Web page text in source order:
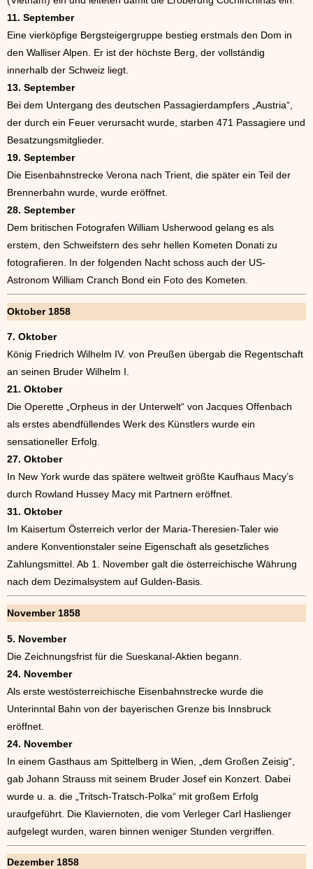
11. September
Eine vierköpfige Bergsteigergruppe bestieg erstmals den Dom in
den Walliser Alpen. Er ist der höchste Berg, der vollständig
innerhalb der Schweiz liegt.
13. September
Bei dem Untergang des deutschen Passagierdampfers „Austria“,
der durch ein Feuer verursacht wurde, starben 471 Passagiere und
Besatzungsmitglieder.
19. September
Die Eisenbahnstrecke Verona nach Trient, die später ein Teil der
Brennerbahn wurde, wurde eröffnet.
28. September
Dem britischen Fotografen William Usherwood gelang es als
erstem, den Schweifstern des sehr hellen Kometen Donati zu
fotografieren. In der folgenden Nacht schoss auch der US-
Astronom William Cranch Bond ein Foto des Kometen.
Oktober 1858
7. Oktober
König Friedrich Wilhelm IV. von Preußen übergab die Regentschaft
an seinen Bruder Wilhelm I.
21. Oktober
Die Operette „Orpheus in der Unterwelt“ von Jacques Offenbach
als erstes abendfüllendes Werk des Künstlers wurde ein
sensationeller Erfolg.
27. Oktober
In New York wurde das spätere weltweit größte Kaufhaus Macy’s
durch Rowland Hussey Macy mit Partnern eröffnet.
31. Oktober
Im Kaisertum Österreich verlor der Maria-Theresien-Taler wie
andere Konventionstaler seine Eigenschaft als gesetzliches
Zahlungsmittel. Ab 1. November galt die österreichische Währung
nach dem Dezimalsystem auf Gulden-Basis.
November 1858
5. November
Die Zeichnungsfrist für die Sueskanal-Aktien begann.
24. November
Als erste westösterreichische Eisenbahnstrecke wurde die
Unterinntal Bahn von der bayerischen Grenze bis Innsbruck
eröffnet.
24. November
In einem Gasthaus am Spittelberg in Wien, „dem Großen Zeisig“,
gab Johann Strauss mit seinem Bruder Josef ein Konzert. Dabei
wurde u. a. die „Tritsch-Tratsch-Polka“ mit großem Erfolg
uraufgeführt. Die Klaviernoten, die vom Verleger Carl Haslienger
aufgelegt wurden, waren binnen weniger Stunden vergriffen.
Dezember 1858